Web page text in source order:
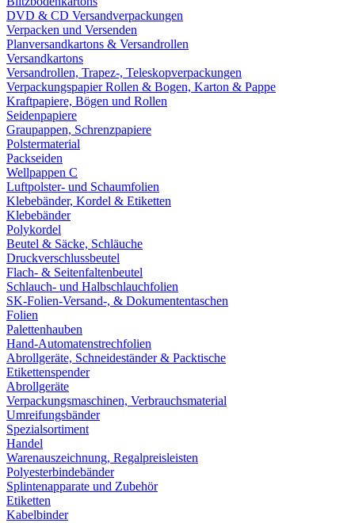
DVD & CD Versandverpackungen
Verpacken und Versenden
Planversandkartons & Versandrollen
Versandkartons
Versandrollen, Trapez-, Teleskopverpackungen
Verpackungspapier Rollen & Bogen, Karton & Pappe
Kraftpapiere, Bögen und Rollen
Seidenpapiere
Graupappen, Schrenzpapiere
Polstermaterial
Packseiden
Wellpappen C
Luftpolster- und Schaumfolien
Klebebänder, Kordel & Etiketten
Klebebänder
Polykordel
Beutel & Säcke, Schläuche
Druckverschlussbeutel
Flach- & Seitenfaltenbeutel
Schlauch- und Halbschlauchfolien
SK-Folien-Versand-, & Dokumententaschen
Folien
Palettenhauben
Hand-Automatenstrechfolien
Abrollgeräte, Schneideständer & Packtische
Etikettenspender
Abrollgeräte
Verpackungsmaschinen, Verbrauchsmaterial
Umreifungsbänder
Spezialsortiment
Handel
Warenauszeichnung, Regalpreisleisten
Polyesterbindebänder
Splintenapparate und Zubehör
Etiketten
Kabelbinder